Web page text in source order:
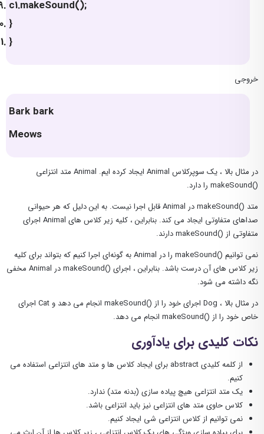
c1.makeSound();
}
}
خروجی
Bark bark
Meows
در مثال بالا ، یک سوپرکلاس Animal ایجاد کرده ایم. Animal متد انتزاعی
()makeSound را دارد.
متد ()makeSound در Animal قابل اجرا نیست. به این دلیل که هر حیوانی
صداهای متفاوتی ایجاد می کند. بنابراین ، کلیه زیر کلاس های Animal اجرای
متفاوتی از ()makeSound دارند.
نمی توانیم ()makeSound را در Animal به گونه‌ای اجرا کنیم که بتواند برای کلیه
زیر کلاس های آن درست باشد. بنابراین ، اجرای ()makeSound در Animal مخفی
نگه داشته می شود.
در مثال بالا ، Dog اجرای خود را از ()makeSound انجام می دهد و Cat اجرای
خاص خود را از ()makeSound انجام می دهد.
نکات کلیدی برای یادآوری
از کلمه کلیدی abstract برای ایجاد کلاس ها و متد های انتزاعی استفاده می
کنیم.
یک متد انتزاعی هیچ پیاده سازی (بدنه متد) ندارد.
کلاس حاوی متد های انتزاعی نیز باید انتزاعی باشد.
نمی توانیم از کلاس انتزاعی شی ایجاد کنیم.